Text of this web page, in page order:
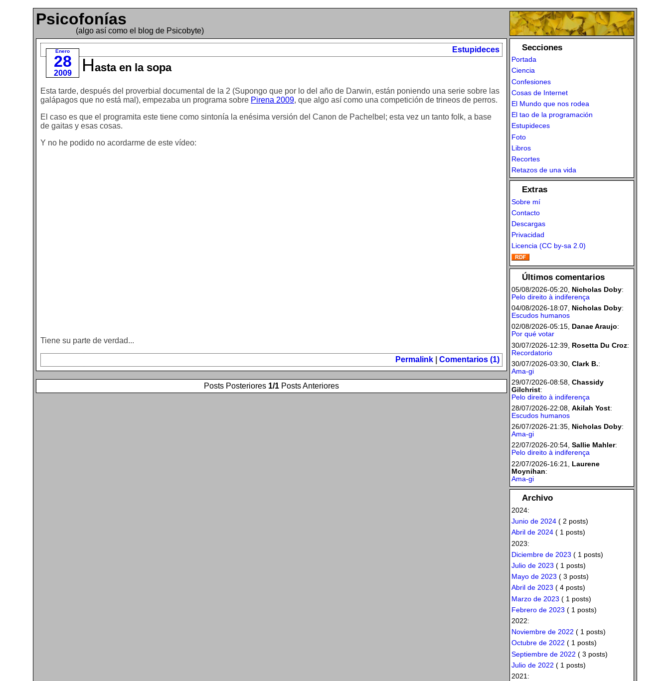
Psicofonías
(algo así como el blog de Psicobyte)
Enero
28
2009
Estupideces
Hasta en la sopa
Esta tarde, después del proverbial documental de la 2 (Supongo que por lo del año de Darwin, están poniendo una serie sobre las
galápagos que no está mal), empezaba un programa sobre Pirena 2009, que algo así como una competición de trineos de perros.
El caso es que el programita este tiene como sintonía la enésima versión del Canon de Pachelbel; esta vez un tanto folk, a base
de gaitas y esas cosas.
Y no he podido no acordarme de este vídeo:
Tiene su parte de verdad...
Permalink Comentarios (1)
Posts Posteriores 1/1 Posts Anteriores
Secciones
Portada
Ciencia
Confesiones
Cosas de Internet
El Mundo que nos rodea
El tao de la programación
Estupideces
Foto
Libros
Recortes
Retazos de una vida
Extras
Sobre mí
Contacto
Descargas
Privacidad
Licencia (CC by-sa 2.0)
Últimos comentarios
05/08/2026-05:20, Nicholas Doby:
Pelo direito à indiferença
04/08/2026-18:07, Nicholas Doby:
Escudos humanos
02/08/2026-05:15, Danae Araujo:
Por qué votar
30/07/2026-12:39, Rosetta Du Croz:
Recordatorio
30/07/2026-03:30, Clark B.:
Ama-gi
29/07/2026-08:58, Chassidy
Gilchrist:
Pelo direito à indiferença
28/07/2026-22:08, Akilah Yost:
Escudos humanos
26/07/2026-21:35, Nicholas Doby:
Ama-gi
22/07/2026-20:54, Sallie Mahler:
Pelo direito à indiferença
22/07/2026-16:21, Laurene
Moynihan:
Ama-gi
Archivo
2024:
Junio de 2024( 2 posts)
Abril de 2024( 1 posts)
2023:
Diciembre de 2023 ( 1 posts)
Julio de 2023 ( 1 posts)
Mayo de 2023 ( 3 posts)
Abril de 2023 ( 4 posts)
Marzo de 2023 ( 1 posts)
Febrero de 2023 ( 1 posts)
2022:
Noviembre de 2022 ( 1 posts)
Octubre de 2022 ( 1 posts)
Septiembre de 2022 ( 3 posts)
Julio de 2022 ( 1 posts)
2021: